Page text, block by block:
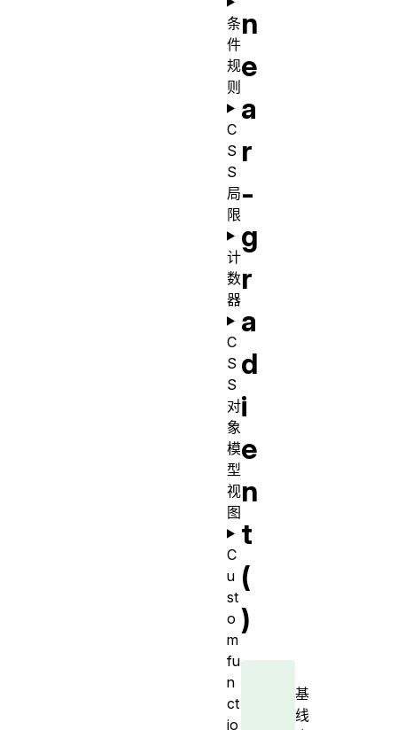
n
e
a
r
-
g
r
a
d
i
e
n
t
(
)
基
线
条
件
规
则
C
S
S
局
限
计
数
器
C
S
S
对
象
模
型
视
图
C
u
st
o
m
fu
n
ct
io